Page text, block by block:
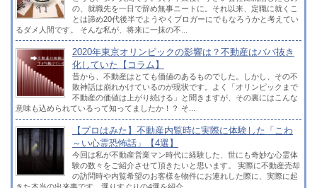
の、就職先を一日で辞め無事ニートに。それ以来、定職に就くこ
とは諦め20代後半でようやくブロガーにでもなろうかと考えてい
るダメ人間です。 そんな私が、将来に一抹の不...
2020年東京オリンピックの影響は？不動産はババ抜き
化していた【コラム】
昔から、不動産はとても価値のあるものでした。しかし、その不
敗神話は崩れかけているのが現状です。よく「オリンピックまで
不動産の価値は上がり続ける」と聞きますが、その裏にはこんな
意味も込められているって知ってましたか！？ そ...
【プロはみた】不動産内覧時に実際に体験した「こわ
～い心霊恐怖話」【4選】
今回は私が不動産営業マン時代に経験した、世にも奇妙な心霊体
験の数々をご紹介させて頂きたいと思います。 実際に不動産売却
の訪問時や内覧希望のお客様を物件にお連れした際に、実際に起